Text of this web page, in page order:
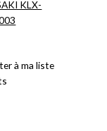
KLX-
à ma liste